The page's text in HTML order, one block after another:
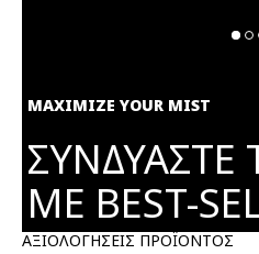
MAXIMIZE YOUR MIST
ΣΥΝΔΥΑΣΤΕ
ΜΕ BEST-
ΑΞΙΟΛΟΓΗΣΕΙΣ ΠΡΟΪΟΝΤΟΣ